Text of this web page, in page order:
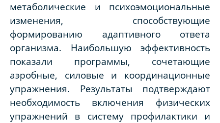
метаболические и психоэмоциональные
изменения, способствующие
формированию адаптивного ответа
организма. Наибольшую эффективность
показали программы, сочетающие
аэробные, силовые и координационные
упражнения. Результаты подтверждают
необходимость включения физических
упражнений в систему профилактики и